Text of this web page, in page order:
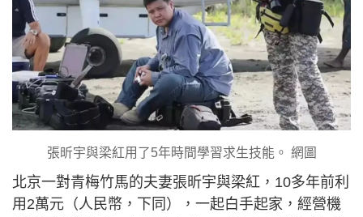
張昕宇與梁紅用了5年時間學習求生技能。 網圖
北京一對青梅竹馬的夫妻張昕宇與梁紅，10多年前利
用2萬元（人民幣，下同），一起白手起家，經營機